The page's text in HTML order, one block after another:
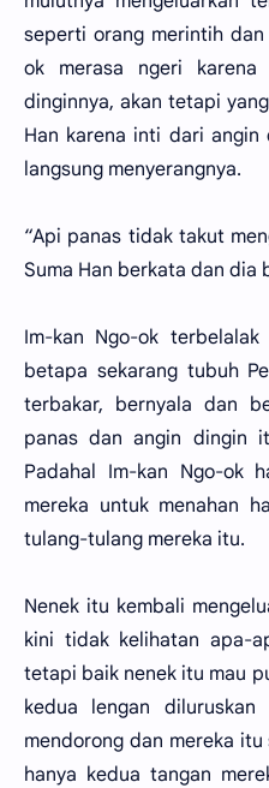
seperti orang merintih
ok merasa ngeri
dinginnya, akan tetapi
Han karena inti dari
langsung menyerangnya.
“Api panas tidak takut
Suma Han berkata dan dia
Im-kan Ngo-ok
betapa sekarang tubuh
terbakar, bernyala dan
panas dan angin dingin
Padahal Im-kan Ngo-ok
mereka untuk menahan
tulang-tulang mereka itu.
Nenek itu kembali
kini tidak kelihatan apa-
tetapi baik nenek itu mau
kedua lengan
mendorong dan mereka
hanya kedua tangan